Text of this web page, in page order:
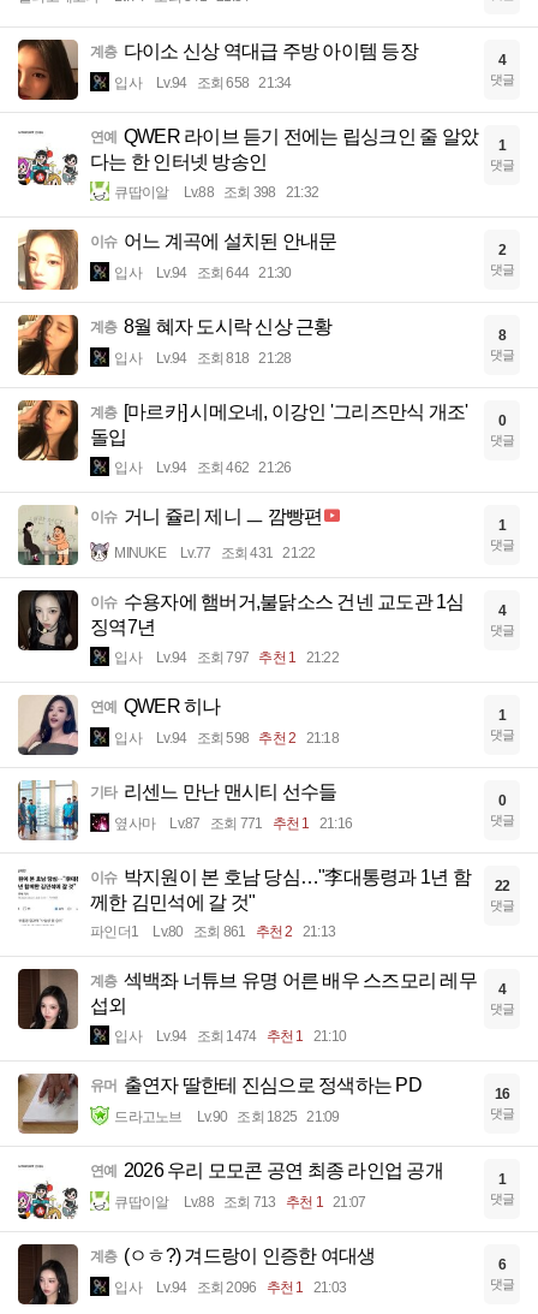
계층 다이소 신상 역대급 주방 아이템 등장
입사 Lv.94 조회 658 21:34
4
댓글
연예
QWER 라이브 듣기 전에는 립싱크인 줄 알았
다는 한 인터넷 방송인
큐땁이알 Lv.88 조회 398 21:32
1
댓글
이슈 어느 계곡에 설치된 안내문
입사 Lv.94 조회 644 21:30
2
댓글
계층 8월 혜자 도시락 신상 근황
입사 Lv.94 조회 818 21:28
8
댓글
계층 [마르카] 시메오네, 이강인 '그리즈만식 개조'
돌입
입사 Lv.94 조회 462 21:26
0
댓글
이슈 거니 쥴리 제니 ㅡ 깜빵편
MINUKE Lv.77 조회 431 21:22
1
댓글
이슈 수용자에 햄버거,불닭소스 건넨 교도관 1심
징역7년
입사 Lv.94 조회 797 추천 1 21:22
4
댓글
연예 QWER 히나
입사 Lv.94 조회 598 추천 2 21:18
1
댓글
기타 리센느 만난 맨시티 선수들
옆사마 Lv.87 조회 771 추천 1 21:16
0
댓글
이슈 박지원이 본 호남 당심…"李대통령과 1년 함
께한 김민석에 갈 것"
파인더1 Lv.80 조회 861 추천 2 21:13
22
댓글
계층 섹백좌 너튜브 유명 어른 배우 스즈모리 레무
섭외
입사 Lv.94 조회 1474 추천 1 21:10
4
댓글
유머 출연자 딸한테 진심으로 정색하는 PD
드라고노브 Lv.90 조회 1825 21:09
16
댓글
연예 2026 우리 모모콘 공연 최종 라인업 공개
큐땁이알 Lv.88 조회 713 추천 1 21:07
1
댓글
계층 (ㅇㅎ?) 겨드랑이 인증한 여대생
입사 Lv.94 조회 2096 추천 1 21:03
6
댓글